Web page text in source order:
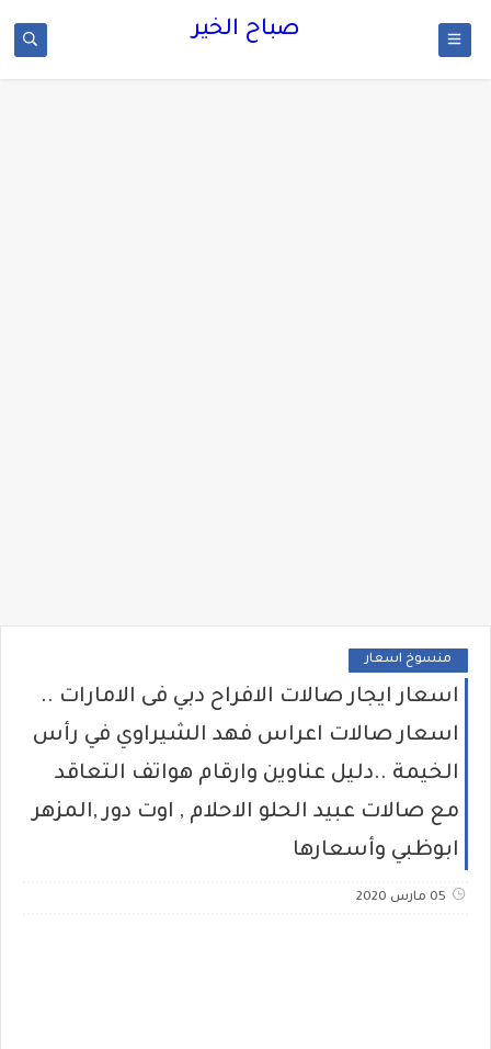
صباح الخير
منسوخ اسعار
اسعار ايجار صالات الافراح دبي فى الامارات ..
اسعار صالات اعراس فهد الشيراوي في رأس
الخيمة ..دليل عناوين وارقام هواتف التعاقد
مع صالات عبيد الحلو الاحلام , اوت دور ,المزهر
ابوظبي وأسعارها
05 مارس 2020